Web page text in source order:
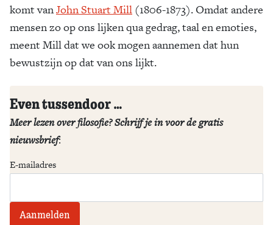
komt vanJohn Stuart Mill (1806-1873). Omdat andere
mensen zo op ons lijken qua gedrag, taal en emoties,
meent Mill dat we ook mogen aannemen dat hun
bewustzijn op dat van ons lijkt.
Even tussendoor …
Meer lezen over filosofie? Schrijf je in voor de gratis
nieuwsbrief:
E-mailadres